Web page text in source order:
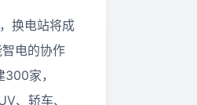
换电站将成
电的协作
家，
、轿车、